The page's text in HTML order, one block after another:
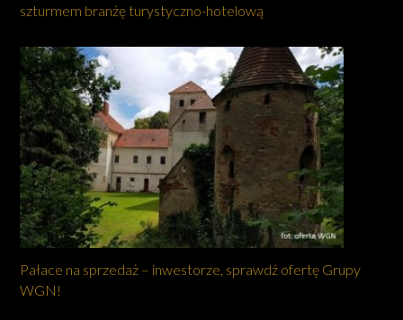
szturmem branżę turystyczno-hotelową
Pałace na sprzedaż – inwestorze, sprawdź ofertę Grupy
WGN!